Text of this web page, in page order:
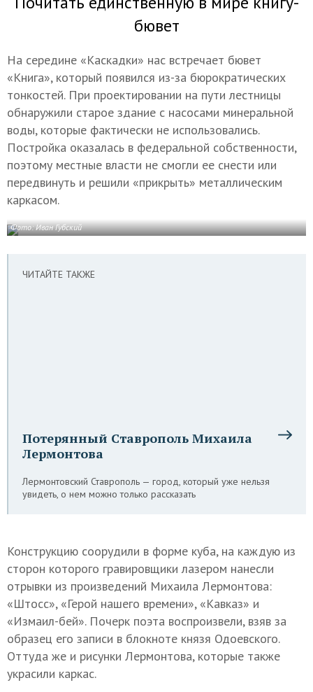
бювет
На середине «Каскадки» нас встречает бювет
«Книга», который появился из-за бюрократических
тонкостей. При проектировании на пути лестницы
обнаружили старое здание с насосами минеральной
воды, которые фактически не использовались.
Постройка оказалась в федеральной собственности,
поэтому местные власти не смогли ее снести или
передвинуть и решили «прикрыть» металлическим
каркасом.
Фото: Иван Губский
ЧИТАЙТЕ ТАКЖЕ
Потерянный Ставрополь Михаила
Лермонтова
Лермонтовский Ставрополь — город, который уже нельзя
увидеть, о нем можно только рассказать
Конструкцию соорудили в форме куба, на каждую из
сторон которого гравировщики лазером нанесли
отрывки из произведений Михаила Лермонтова:
«Штосс», «Герой нашего времени», «Кавказ» и
«Измаил-бей». Почерк поэта воспроизвели, взяв за
образец его записи в блокноте князя Одоевского.
Оттуда же и рисунки Лермонтова, которые также
украсили каркас.